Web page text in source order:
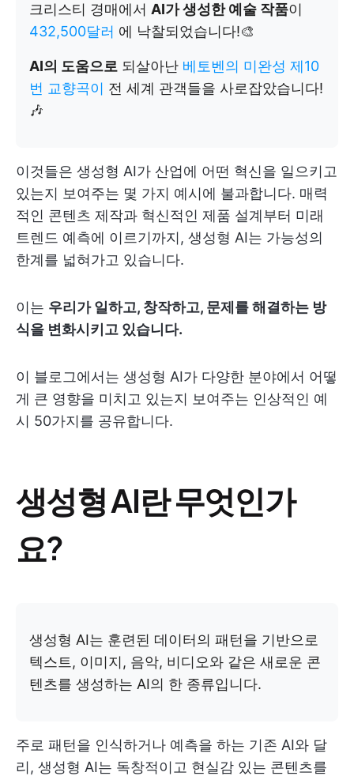
크리스티 경매에서 AI가 생성한 예술 작품이
432,500달러 에 낙찰되었습니다!🎨
AI의 도움으로 되살아난 베토벤의 미완성 제10
번 교향곡이 전 세계 관객들을 사로잡았습니다!
🎶
이것들은 생성형 AI가 산업에 어떤 혁신을 일으키고
있는지 보여주는 몇 가지 예시에 불과합니다. 매력
적인 콘텐츠 제작과 혁신적인 제품 설계부터 미래
트렌드 예측에 이르기까지, 생성형 AI는 가능성의
한계를 넓혀가고 있습니다.
이는 우리가 일하고, 창작하고, 문제를 해결하는 방
식을 변화시키고 있습니다.
이 블로그에서는 생성형 AI가 다양한 분야에서 어떻
게 큰 영향을 미치고 있는지 보여주는 인상적인 예
시 50가지를 공유합니다.
생성형 AI란 무엇인가
요?
생성형 AI는 훈련된 데이터의 패턴을 기반으로
텍스트, 이미지, 음악, 비디오와 같은 새로운 콘
텐츠를 생성하는 AI의 한 종류입니다.
주로 패턴을 인식하거나 예측을 하는 기존 AI와 달
리, 생성형 AI는 독창적이고 현실감 있는 콘텐츠를